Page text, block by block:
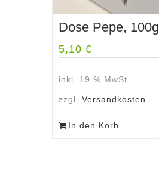
Dose Pepe, 100g
5,10 €
inkl. 19 % MwSt.
zzgl. Versandkosten
In den Korb